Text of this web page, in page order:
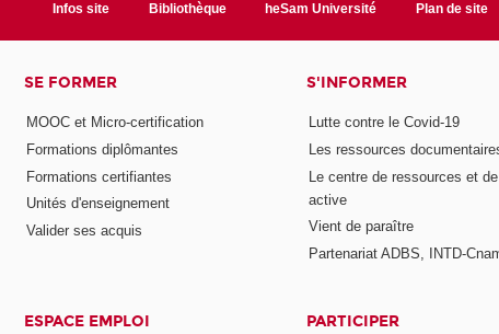
Infos site Bibliothèque heSam Université Plan de site
SE FORMER
MOOC et Micro-certification
Formations diplômantes
Formations certifiantes
Unités d'enseignement
Valider ses acquis
S'INFORMER
Lutte contre le Covid-19
Les ressources
Le centre de ressources et
active
Vient de paraître
Partenariat ADBS, INTD-
ESPACE EMPLOI PARTICIPER